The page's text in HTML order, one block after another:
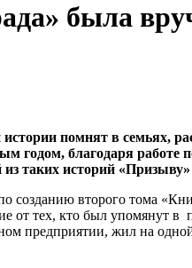
была
помнят в семьях,
благодаря работе
таких историй
созданию второго тома
от тех, кто был упомянут
предприятии, жил на